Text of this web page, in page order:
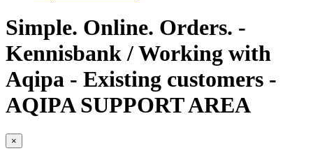
Simple. Online. Orders. -
Kennisbank / Working with
Aqipa - Existing customers -
AQIPA SUPPORT AREA
×